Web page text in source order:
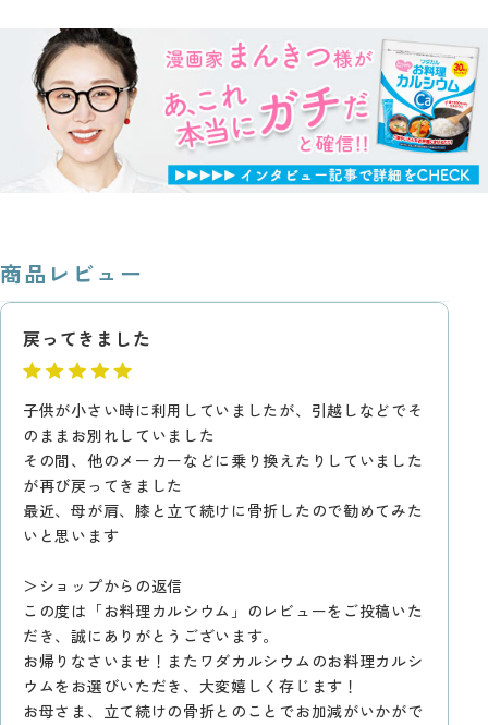
商品レビュー
戻ってきました
子供が小さい時に利用していましたが、引越しなどでそ
のままお別れしていました
その間、他のメーカーなどに乗り換えたりしていました
が再び戻ってきました
最近、母が肩、膝と立て続けに骨折したので勧めてみた
いと思います
＞ショップからの返信
この度は「お料理カルシウム」のレビューをご投稿いた
だき、誠にありがとうございます。
お帰りなさいませ！またワダカルシウムのお料理カルシ
ウムをお選びいただき、大変嬉しく存じます！
お母さま、立て続けの骨折とのことでお加減がいかがで